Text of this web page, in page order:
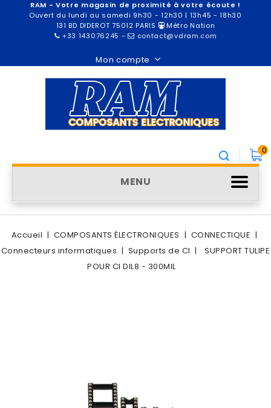
RAM - Votre magasin de proximité à votre écoute !
Ouvert du lundi au samedi 9h30 - 12h30 | 13h45 - 18h30
131 BD DIDEROT 75012 PARIS
Métro Nation
+33 143076245 - contact@vdram.com
Mon compte
0
MENU
Accueil COMPOSANTS ÉLECTRONIQUES
CONNECTIQUE
Connecteurs informatiques
Supports de CI
SUPPORT TULIPE
POUR CI DIL8 - 300MIL